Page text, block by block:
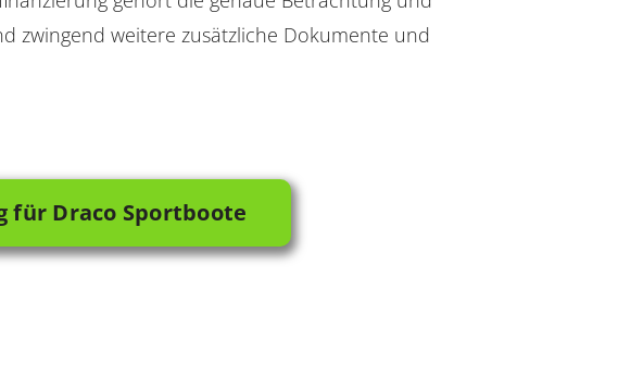
zwingend weitere zusätzliche Dokumente und
für Draco Sportboote